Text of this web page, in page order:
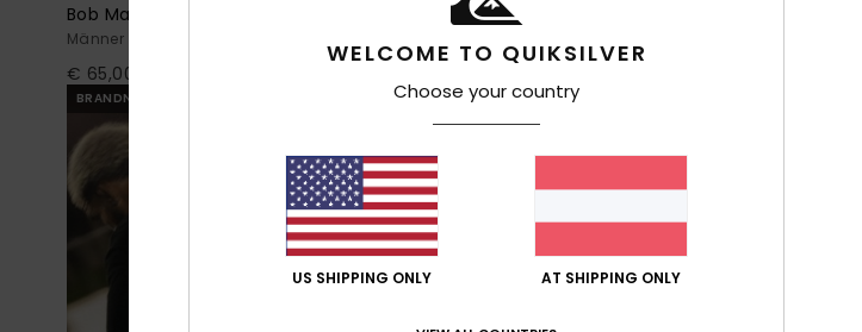
Bob Marley Zion
Männer Blau Jogginghose
€ 65,00
Young Guns Lazer
BRANDNEU
WELCOME TO QUIKSILVER
Choose your country
US SHIPPING ONLY AT SHIPPING ONLY